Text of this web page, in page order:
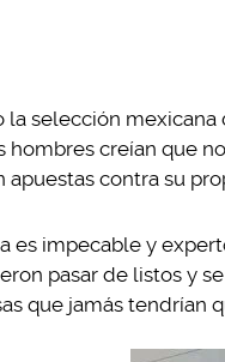
la selección mexicana
hombres creían que
apuestas contra su
es impecable y
pasar de listos y
que jamás tendrían